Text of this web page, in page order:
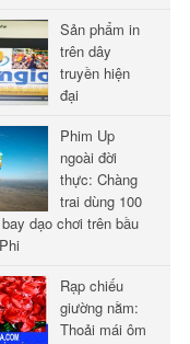
Sản phẩm in
trên dây
truyền hiện
đại
Phim Up
ngoài đời
thực: Chàng
trai dùng 100
dạo chơi trên bầu
Rạp chiếu
giường nằm:
Thoải mái ôm